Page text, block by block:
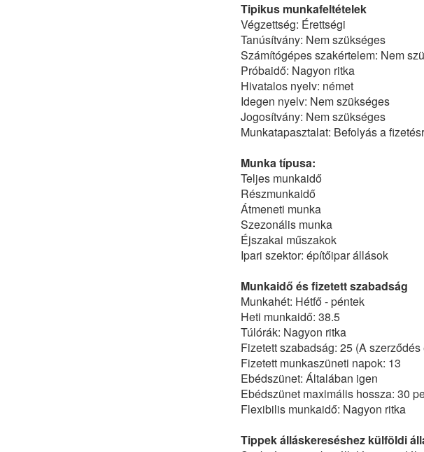
Tipikus munkafeltételek
Végzettség: Érettségi
Tanúsítvány: Nem szükséges
Számítógépes szakértelem: Nem
Próbaidő: Nagyon ritka
Hivatalos nyelv: német
Idegen nyelv: Nem szükséges
Jogosítvány: Nem szükséges
Munkatapasztalat: Befolyás a
Munka típusa:
Teljes munkaidő
Részmunkaidő
Átmeneti munka
Szezonális munka
Éjszakai műszakok
Ipari szektor: építőipar állások
Munkaidő és fizetett szabadság
Munkahét: Hétfő - péntek
Heti munkaidő: 38.5
Túlórák: Nagyon ritka
Fizetett szabadság: 25 (A
Fizetett munkaszüneti napok: 13
Ebédszünet: Általában igen
Ebédszünet maximális hossza: 30
Flexibilis munkaidő: Nagyon ritka
Tippek álláskereséshez külföldi